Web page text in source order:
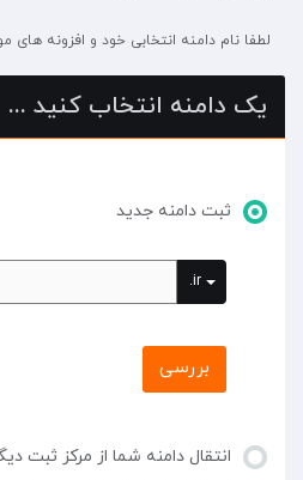
لطفا نام دامنه انتخابی خود و افزونه های
یک دامنه انتخاب کنید ...
ثبت دامنه جدید
.ir
بررسی
انتقال دامنه شما از مرکز ثبت